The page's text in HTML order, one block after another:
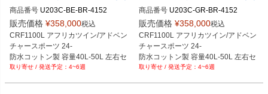
セット) UNIT GARAGE
商品番号 U203C-BE-BR-4152
U203C_BE_BR+4152
メーカー型番：U203C+4152
販売価格 ¥358,000税込
CRF1100L アフリカツイン/アドベン
チャースポーツ 24-
防水コットン製 容量40L-50L 左右セ
ット
4~6週
セット) UNIT GARAGE
商品番号 U203C-GR-BR-4152
U203C_GR_BR+4152
メーカー型番：U203C+4152
販売価格 ¥358,000税込
CRF1100L アフリカツイン/アドベン
チャースポーツ 24-
防水コットン製 容量40L-50L 左右セ
ット
4~6週